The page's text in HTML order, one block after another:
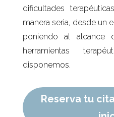
dificultades
manera seria, desde un
poniendo al alcance
herramientas
disponemos.
Reserva tu